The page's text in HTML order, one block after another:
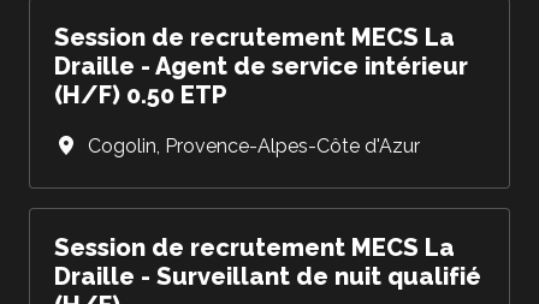
Session de recrutement MECS La
Draille - Agent de service intérieur
(H/F) 0.50 ETP
Cogolin, Provence-Alpes-Côte d'Azur
Session de recrutement MECS La
Draille - Surveillant de nuit qualifié